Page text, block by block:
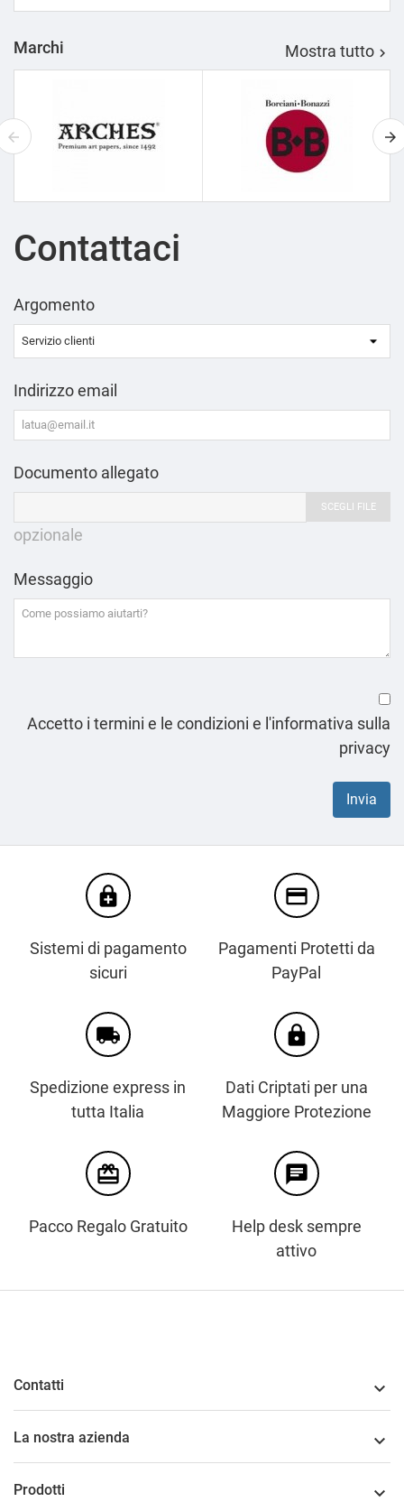
Marchi Mostra tutto 
Contattaci
Argomento
Indirizzo email
Documento allegato
SCEGLI FILE
opzionale
Messaggio
Accetto i termini e le condizioni e l'informativa sulla
privacy
enhanced_encryption
Sistemi di pagamento
sicuri
credit_card
Pagamenti Protetti da
PayPal
local_shipping
Spedizione express in
tutta Italia
https
Dati Criptati per una
Maggiore Protezione
card_giftcard
Pacco Regalo Gratuito
chat
Help desk sempre
attivo
Contatti 
La nostra azienda 
Prodotti 